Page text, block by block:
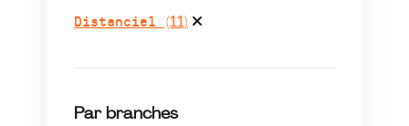
Distanciel (11)
Par branches